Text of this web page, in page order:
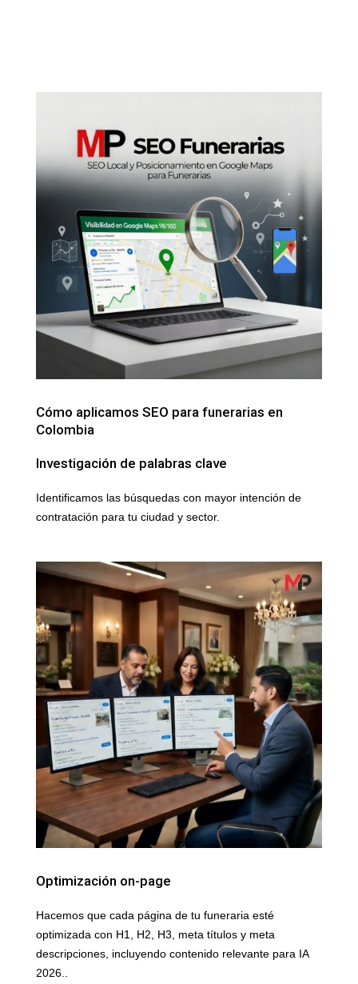
Cómo aplicamos SEO para funerarias en
Colombia
Investigación de palabras clave
Identificamos las búsquedas con mayor intención de
contratación para tu ciudad y sector.
Optimización on-page
Hacemos que cada página de tu funeraria esté
optimizada con H1, H2, H3, meta títulos y meta
descripciones, incluyendo contenido relevante para IA
2026..